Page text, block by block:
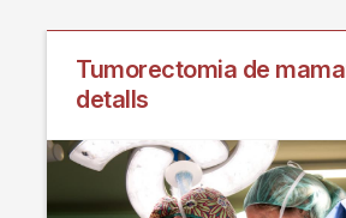
Tumorectomia de
detalls